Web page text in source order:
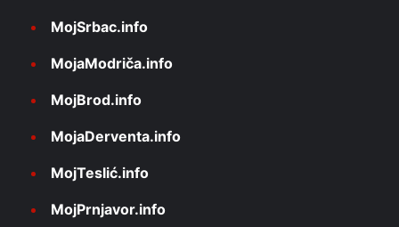
MojSrbac.info
MojaModriča.info
MojBrod.info
MojaDerventa.info
MojTeslić.info
MojPrnjavor.info